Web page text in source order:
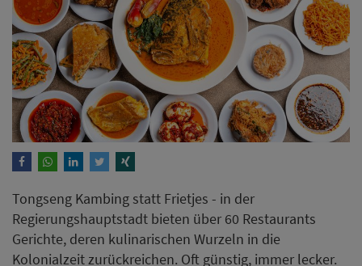
Tongseng Kambing statt Frietjes - in der
Regierungshauptstadt bieten über 60 Restaurants
Gerichte, deren kulinarischen Wurzeln in die
Kolonialzeit zurückreichen. Oft günstig, immer lecker.